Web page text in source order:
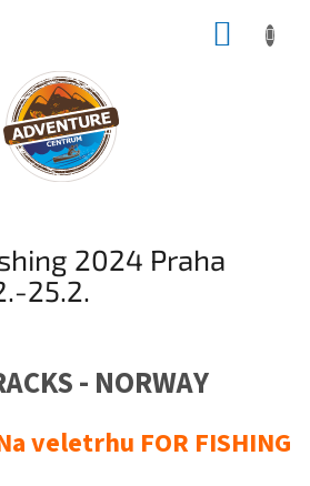
2024 Praha
25.2.
- NORWAY
veletrhu FOR FISHING